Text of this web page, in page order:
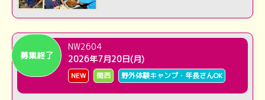
募集終了
NW2604
2026年7月20日(月)
NEW 関西 野外体験キャンプ・年長さんOK